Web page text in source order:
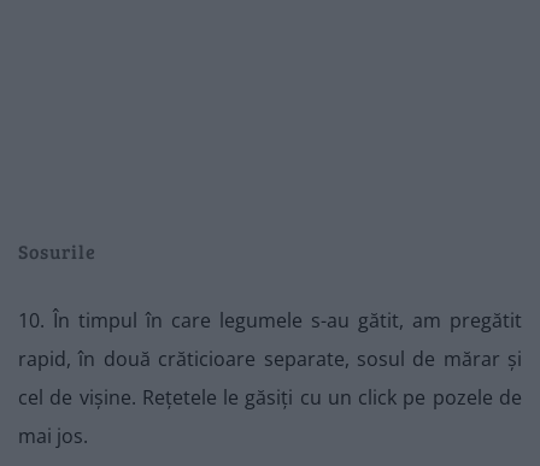
Sosurile
10. În timpul în care legumele s-au gătit, am pregătit
rapid, în două crăticioare separate, sosul de mărar și
cel de vișine. Rețetele le găsiți cu un click pe pozele de
mai jos.